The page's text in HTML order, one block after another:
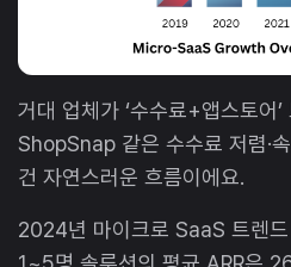
거대 업체가 ‘수수료+앱스토어
ShopSnap 같은 수수료 저렴·
건 자연스러운 흐름이에요.
2024년 마이크로 SaaS 트렌